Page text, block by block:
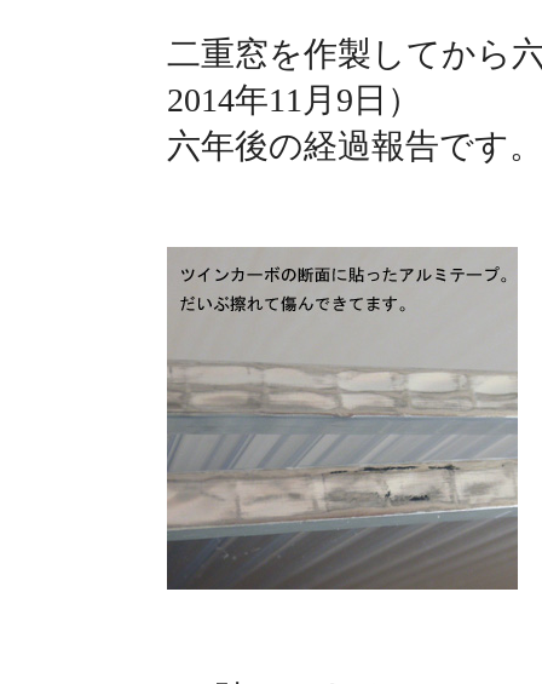
二重窓を作製してから
2014年11月9日）
六年後の経過報告です。